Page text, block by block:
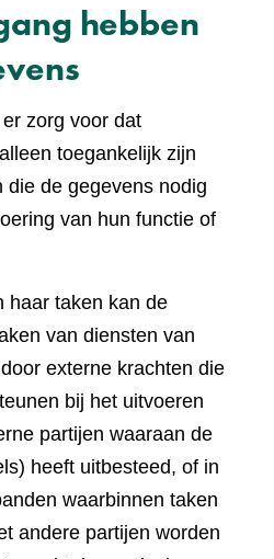
hebben
zorg voor dat
toegankelijk zijn
die de gegevens nodig
van hun functie of
haar taken kan de
van diensten van
externe krachten die
bij het uitvoeren
partijen waaraan de
heeft uitbesteed, of in
waarbinnen taken
andere partijen worden